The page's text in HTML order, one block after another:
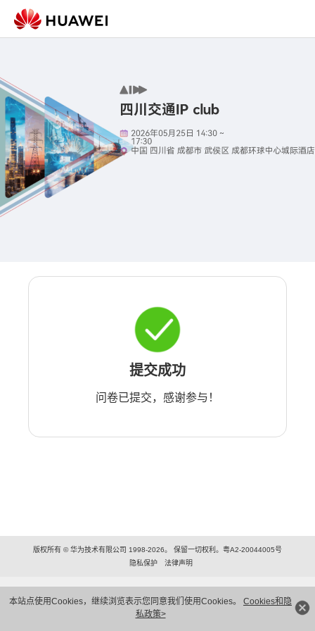
本站点使用Cookies，继续浏览表示您同意我们使用Cookies。 Cookies和隐
私政策>
提交成功
问卷已提交，感谢参与！
版权所有 © 华为技术有限公司 1998-2026。 保留一切权利。粤A2-20044005号
隐私保护
法律声明